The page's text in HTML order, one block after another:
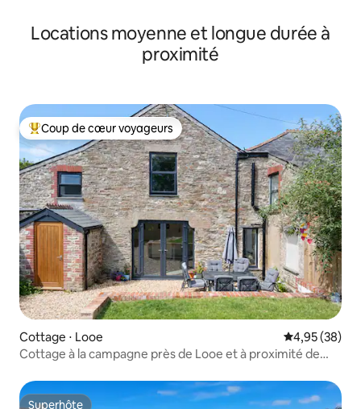
Locations moyenne et longue durée à
proximité
Coups de cœur voyageurs les plus appréciés
Coup de cœur voyageurs
Cottage ⋅ Looe Évaluation
4,95 (38)
Cottage à la campagne près de Looe et à proximité de
Superhôte